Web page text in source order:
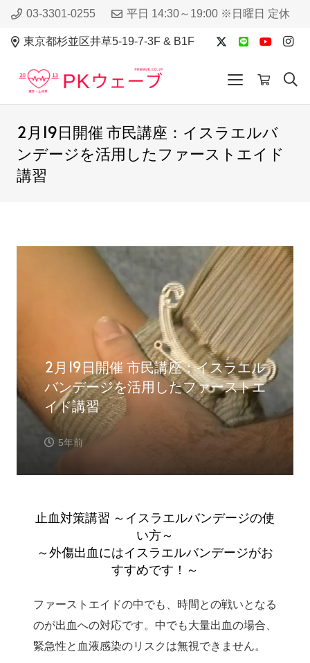
03-3301-0255 平日 14:30～19:00 ※日曜日 定休
東京都杉並区井草5-19-7-3F & B1F
2月19日開催 市民講座：イスラエルバ
ンデージを活用したファーストエイド
講習
2月19日開催 市民講座：イスラエル
バンデージを活用したファーストエ
イド講習
5年前
止血対策講習 ～イスラエルバンデージの使
い方～
～外傷出血にはイスラエルバンデージがお
すすめです！～
ファーストエイドの中でも、時間との戦いとなる
のが出血への対応です。中でも大量出血の場合、
緊急性と血液感染のリスクは無視できません。